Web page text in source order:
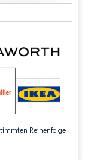
Reihenfolge
Namensnennung